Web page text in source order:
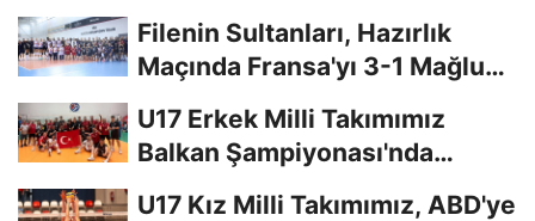
Filenin Sultanları, Hazırlık
Maçında Fransa'yı 3-1 Mağlup
U17 Erkek Milli Takımımız
Balkan Şampiyonası'nda
U17 Kız Milli Takımımız, ABD'ye